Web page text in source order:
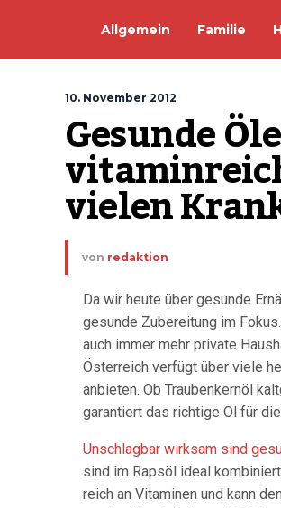
Allgemein Familie
10. November 2012
Gesunde
vielen
von redaktion
Da wir heute über gesunde
gesunde Zubereitung im
auch immer mehr private
Österreich verfügt über viele
anbieten. Ob Traubenkernöl
garantiert das richtige Öl für
Unschlagbar wirksam sind
sind im Rapsöl ideal
reich an Vitaminen und kann